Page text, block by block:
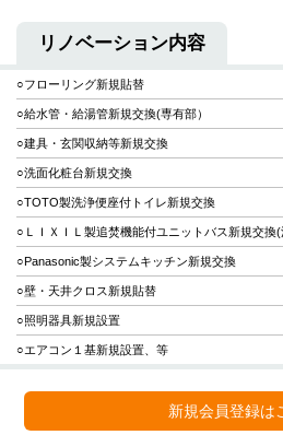
リノベーション内容
○フローリング新規貼替
○給水管・給湯管新規交換(専有部）
○建具・玄関収納等新規交換
○洗面化粧台新規交換
○TOTO製洗浄便座付トイレ新規交換
○ＬＩＸＩＬ製追焚機能付ユニットバス新規交換(
○Panasonic製システムキッチン新規交換
○壁・天井クロス新規貼替
○照明器具新規設置
○エアコン１基新規設置、等
新規会員登録は